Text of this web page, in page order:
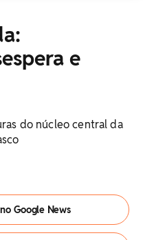
e
do núcleo central da
Google News